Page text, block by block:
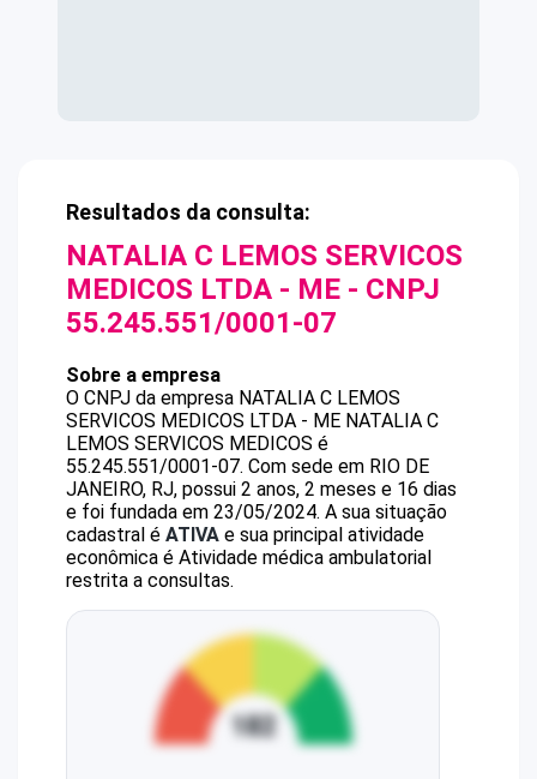
Resultados da consulta:
NATALIA C LEMOS SERVICOS
MEDICOS LTDA - ME - CNPJ
55.245.551/0001-07
Sobre a empresa
O CNPJ da empresa NATALIA C LEMOS
SERVICOS MEDICOS LTDA - ME NATALIA C
LEMOS SERVICOS MEDICOS é
55.245.551/0001-07. Com sede em RIO DE
JANEIRO, RJ, possui 2 anos, 2 meses e 16 dias
e foi fundada em 23/05/2024. A sua situação
cadastral é ATIVA e sua principal atividade
econômica é Atividade médica ambulatorial
restrita a consultas.